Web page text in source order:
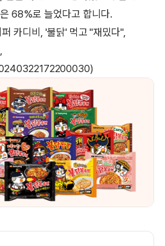
68%로 늘었다고 합니다.
카디비, '불닭' 먹고 "재밌다",